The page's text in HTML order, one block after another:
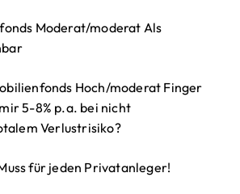
Moderat/moderat Als
Hoch/moderat Finger
5-8% p.a. bei nicht
Verlustrisiko?
für jeden Privatanleger!